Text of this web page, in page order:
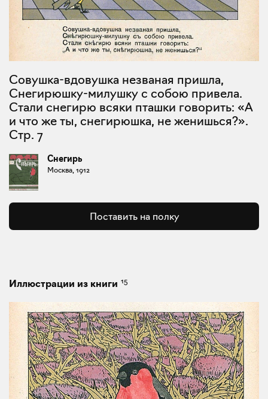
Совушка-вдовушка незваная пришла,
Снегирюшку-милушку с собою привела.
Стали снегирю всяки пташки говорить: «А
и что же ты, снегирюшка, не женишься?».
Стр. 7
Снегирь
Москва, 1912
Поставить на полку
Иллюстрации из книги 15